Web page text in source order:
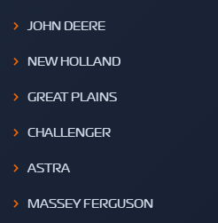
JOHN DEERE
NEW HOLLAND
GREAT PLAINS
CHALLENGER
ASTRA
MASSEY FERGUSON